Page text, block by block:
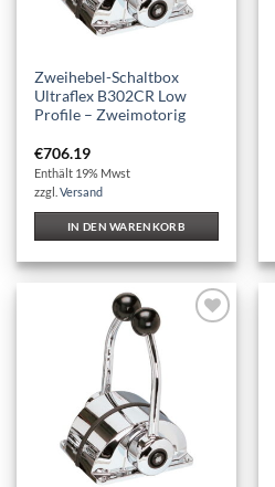
Zweihebel-Schaltbox
Ultraflex B302CR Low
Profile – Zweimotorig
€706.19
Enthält 19% Mwst
zzgl.Versand
IN DEN WARENKORB
Wunschliste